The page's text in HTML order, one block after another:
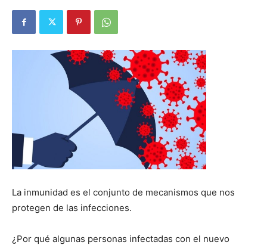
La inmunidad es el conjunto de mecanismos que nos
protegen de las infecciones.
¿Por qué algunas personas infectadas con el nuevo